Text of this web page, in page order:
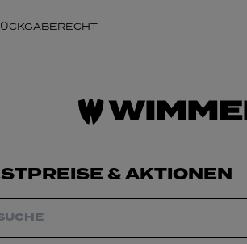
& AKTIONEN